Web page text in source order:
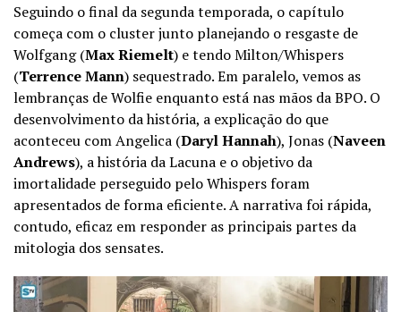
Seguindo o final da segunda temporada, o capítulo
começa com o cluster junto planejando o resgaste de
Wolfgang (Max Riemelt) e tendo Milton/Whispers
(Terrence Mann) sequestrado. Em paralelo, vemos as
lembranças de Wolfie enquanto está nas mãos da BPO. O
desenvolvimento da história, a explicação do que
aconteceu com Angelica (Daryl Hannah), Jonas (Naveen
Andrews), a história da Lacuna e o objetivo da
imortalidade perseguido pelo Whispers foram
apresentados de forma eficiente. A narrativa foi rápida,
contudo, eficaz em responder as principais partes da
mitologia dos sensates.